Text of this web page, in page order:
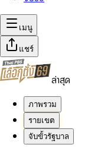
เมนู
แชร์
ล่าสุด
ภาพรวม
รายเขต
จับขั้วรัฐบาล